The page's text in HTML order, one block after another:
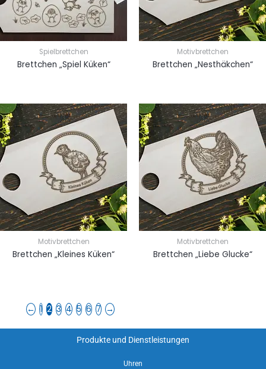
Spielbrettchen
Brettchen „Spiel Küken“
Motivbrettchen
Brettchen „Nesthäkchen“
Motivbrettchen
Brettchen „Kleines Küken“
Motivbrettchen
Brettchen „Liebe Glucke“
← 1 2 3 4 5 6 7 →
Produkte und Dienstleistungen
Uhren